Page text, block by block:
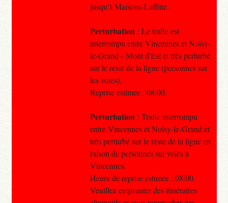
jusqu'à Maisons-Laffitte.
Perturbation : Le trafic est
interrompu entre Vincennes et Noisy-
le-Grand – Mont d'Est et très perturbé
sur le reste de la ligne (personnes sur
les voies).
Reprise estimée : 08:00.
Perturbation : Trafic interrompu
entre Vincennes et Noisy-le-Grand et
très perturbé sur le reste de la ligne en
raison de personnes sur voies à
Vincennes.
Heure de reprise estimée : 08:00.
Veuillez emprunter des itinéraires